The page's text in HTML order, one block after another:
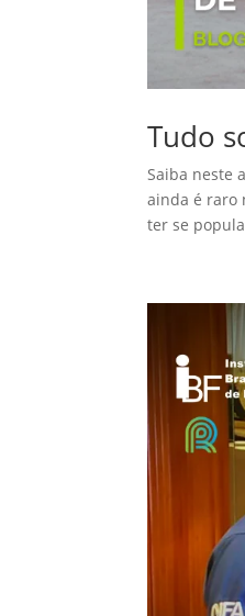
Tudo
Saiba neste
ainda é raro
ter se